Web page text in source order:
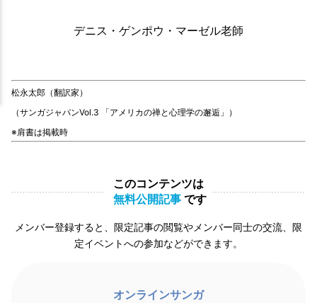
デニス・ゲンポウ・マーゼル老師
松永太郎（翻訳家）
（サンガジャパンVol.3 「アメリカの禅と心理学の邂逅」）
※肩書は掲載時
このコンテンツは
無料公開記事 です
メンバー登録すると、限定記事の閲覧やメンバー同士の交流、限
定イベントへの参加などができます。
オンラインサンガ